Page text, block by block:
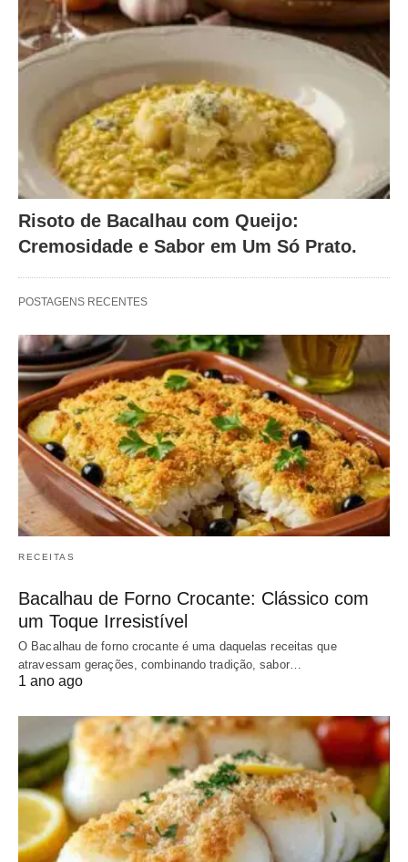
Risoto de Bacalhau com Queijo:
Cremosidade e Sabor em Um Só Prato.
POSTAGENS RECENTES
RECEITAS
Bacalhau de Forno Crocante: Clássico com
um Toque Irresistível
O Bacalhau de forno crocante é uma daquelas receitas que
atravessam gerações, combinando tradição, sabor…
1 ano ago